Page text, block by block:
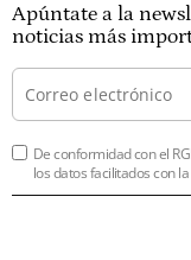
Apúntate a la
noticias más
De conformidad con el
los datos facilitados con